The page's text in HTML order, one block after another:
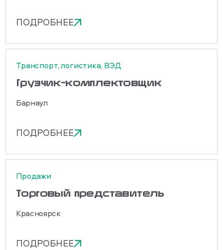
ПОДРОБНЕЕ
Транспорт, логистика, ВЭД
Грузчик-комплектовщик
Барнаул
ПОДРОБНЕЕ
Продажи
Торговый представитель
Красноярск
ПОДРОБНЕЕ